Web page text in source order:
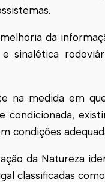
da
sinalética
na medida em
condições
da Natureza
classificadas